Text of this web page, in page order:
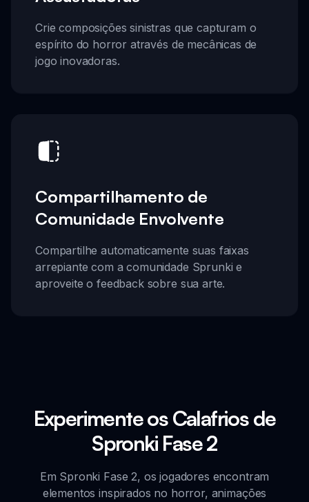
Crie composições sinistras que capturam o
espírito do horror através de mecânicas de
jogo inovadoras.
Compartilhamento de
Comunidade Envolvente
Compartilhe automaticamente suas faixas
arrepiante com a comunidade Sprunki e
aproveite o feedback sobre sua arte.
Experimente os Calafrios de
Spronki Fase 2
Em Spronki Fase 2, os jogadores encontram
elementos inspirados no horror, animações